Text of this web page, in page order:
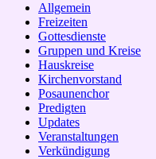
Allgemein
Freizeiten
Gottesdienste
Gruppen und Kreise
Hauskreise
Kirchenvorstand
Posaunenchor
Predigten
Updates
Veranstaltungen
Verkündigung